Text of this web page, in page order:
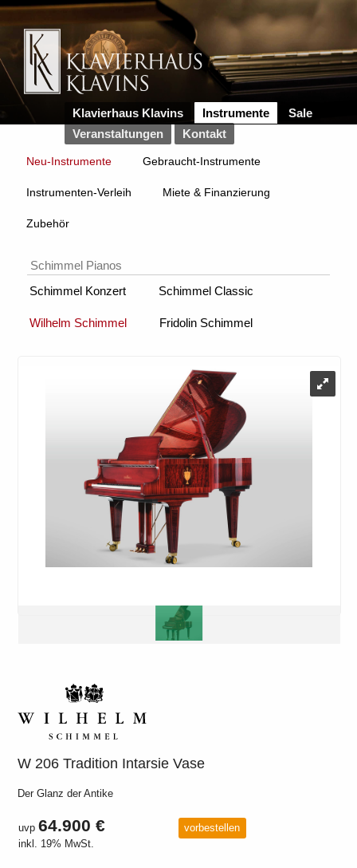
Klavierhaus Klavins Instrumente
Sale
Veranstaltungen
Kontakt
Neu-Instrumente Gebraucht-Instrumente
Instrumenten-Verleih Miete & Finanzierung
Zubehör
Schimmel Pianos
Schimmel Konzert
Schimmel Classic
Wilhelm Schimmel Fridolin Schimmel
W 206 Tradition Intarsie Vase
Der Glanz der Antike
uvp64.900 €
inkl. 19% MwSt.
vorbestellen